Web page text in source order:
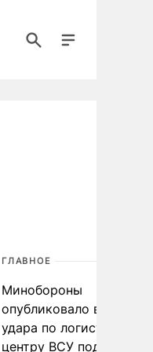
ГЛАВНОЕ
Минобороны
опубликовало видео
удара по
центру ВСУ под Киевом